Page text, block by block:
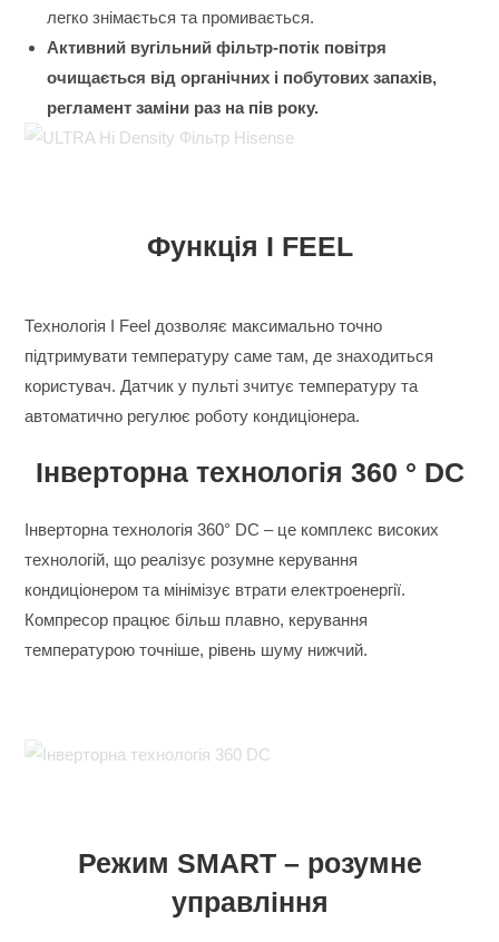
легко знімається та промивається.
Активний вугільний фільтр-потік повітря
очищається від органічних і побутових запахів,
регламент заміни раз на пів року.
Функція I FEEL
Технологія I Feel дозволяє максимально точно
підтримувати температуру саме там, де знаходиться
користувач. Датчик у пульті зчитує температуру та
автоматично регулює роботу кондиціонера.
Інверторна технологія 360 ° DC
Інверторна технологія 360° DC – це комплекс високих
технологій, що реалізує розумне керування
кондиціонером та мінімізує втрати електроенергії.
Компресор працює більш плавно, керування
температурою точніше, рівень шуму нижчий.
Режим SMART – розумне
управління